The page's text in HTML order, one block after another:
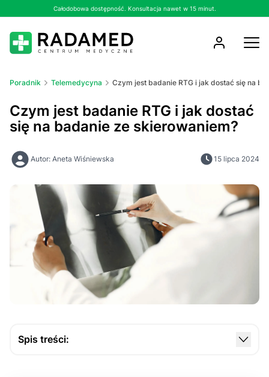
Całodobowa dostępność. Konsultacja nawet w 15 minut.
Poradnik Telemedycyna Czym jest badanie RTG i jak dostać się na
Czym jest badanie RTG i jak dostać
się na badanie ze skierowaniem?
Autor: Aneta Wiśniewska 15 lipca 2024
Spis treści: